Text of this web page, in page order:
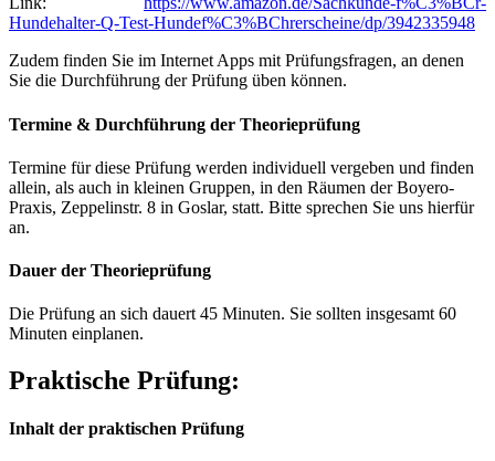
Hundehalter-Q-Test-Hundef%C3%BChrerscheine/dp/3942335948
Zudem finden Sie im Internet Apps mit Prüfungsfragen, an denen
Sie die Durchführung der Prüfung üben können.
Termine & Durchführung der Theorieprüfung
Termine für diese Prüfung werden individuell vergeben und finden
allein, als auch in kleinen Gruppen, in den Räumen der Boyero-
Praxis, Zeppelinstr. 8 in Goslar, statt. Bitte sprechen Sie uns hierfür
an.
Dauer der Theorieprüfung
Die Prüfung an sich dauert 45 Minuten. Sie sollten insgesamt 60
Minuten einplanen.
Praktische Prüfung:
Inhalt der praktischen Prüfung